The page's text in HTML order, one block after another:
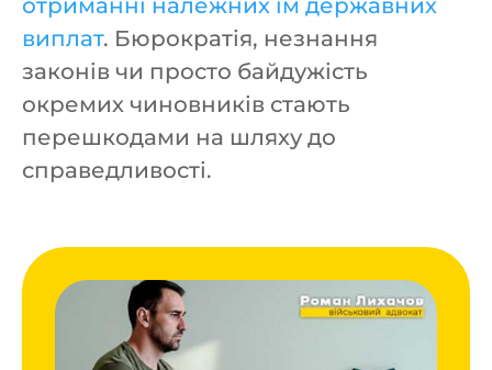
отриманні належних їм державних
виплат. Бюрократія, незнання
законів чи просто байдужість
окремих чиновників стають
перешкодами на шляху до
справедливості.